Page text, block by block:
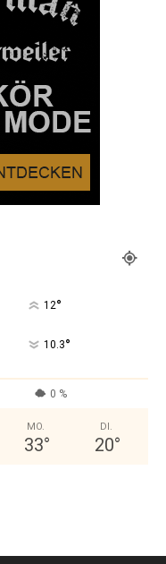
12°
10.3°
0 %
MO.
33°
DI.
20°